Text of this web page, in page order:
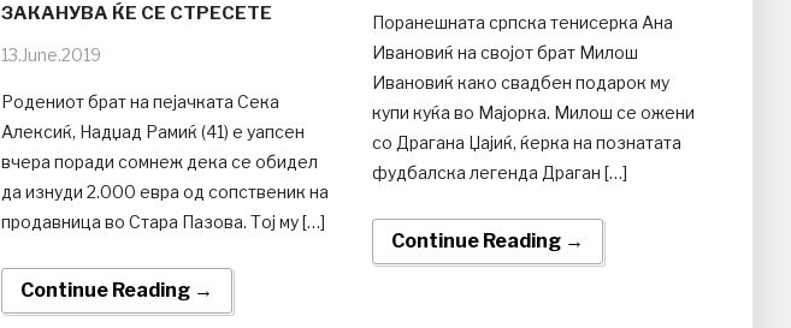
ЗАКАНУВА ЌЕ СЕ СТРЕСЕТЕ
13.June.2019
Родениот брат на пејачката Сека
Алексиќ, Надџад Рамиќ (41) е уапсен
вчера поради сомнеж дека се обидел
да изнуди 2.000 евра од сопственик на
продавница во Стара Пазова. Тој му […]
Continue Reading →
Поранешната српска тенисерка Ана
Ивановиќ на својот брат Милош
Ивановиќ како свадбен подарок му
купи куќа во Мајорка. Милош се ожени
со Драгана Џајиќ, ќерка на познатата
фудбалска легенда Драган […]
Continue Reading →